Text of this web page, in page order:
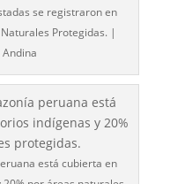
se registraron en
Protegidas. |
Andina
está cubierta en